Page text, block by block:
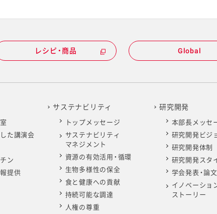
レシピ・商品 Global
た講演会
ン
提供
サステナビリティ
トップメッセージ
サステナビリティ
マネジメント
資源の有効活用・循環
生物多様性の保全
食と健康への貢献
持続可能な調達
人権の尊重
研究開発
本部長メッセ
研究開発ビジ
研究開発体制
研究開発スタ
学会発表・論文
イノベーショ
ストーリー